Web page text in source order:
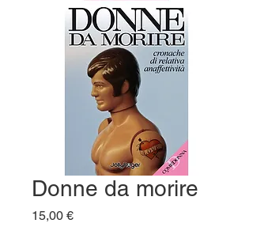
Donne da morire
15,00 €Prezzo